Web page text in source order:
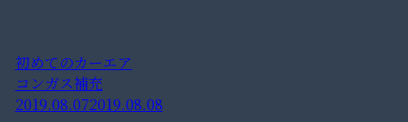
初めてのカーエア
コンガス補充
2019.08.072019.08.08